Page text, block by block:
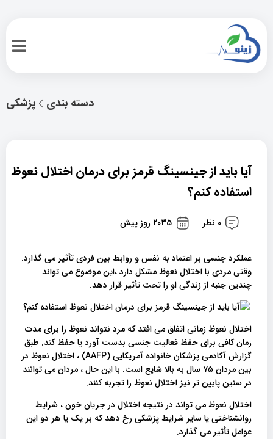
پزشکی دسته بندی
آیا باید از جینسینگ قرمز برای درمان اختلال نعوظ
استفاده کنم؟
0 نظر 2035 روز پیش
عملکرد جنسی بر اعتماد به نفس و روابط بین فردی تأثیر می گذارد.
وقتی مردی با اختلال نعوظ مشکل دارد ،این موضوع می تواند
چندین جنبه از زندگی او را تحت تأثیر قرار دهد.
اختلال نعوظ زمانی اتفاق می افتد که مرد نتواند نعوظ را برای مدت
زمان کافی برای حفظ فعالیت جنسی بدست آورد یا حفظ کند. طبق
گزارش آکادمی پزشکان خانواده آمریکایی (AAFP) ، اختلال نعوظ در
بین مردان ۷۵ سال به بالا شایع است. با این حال ، مردان می توانند
در سنین پایین تر نیز اختلال نعوظ را تجربه کنند.
اختلال نعوظ می تواند در نتیجه اختلال در جریان خون ، شرایط
روانشناختی یا سایر شرایط پزشکی رخ دهد که بر یک یا هر دو این
عوامل تأثیر می گذارد.